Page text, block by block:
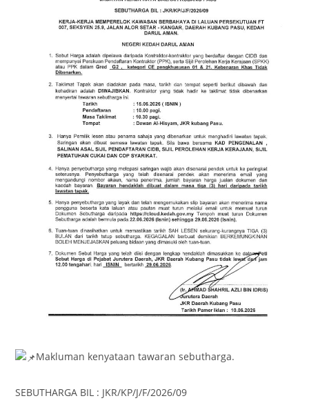
Makluman kenyataan tawaran sebutharga.
SEBUTHARGA BIL : JKR/KP/J/F/2026/09